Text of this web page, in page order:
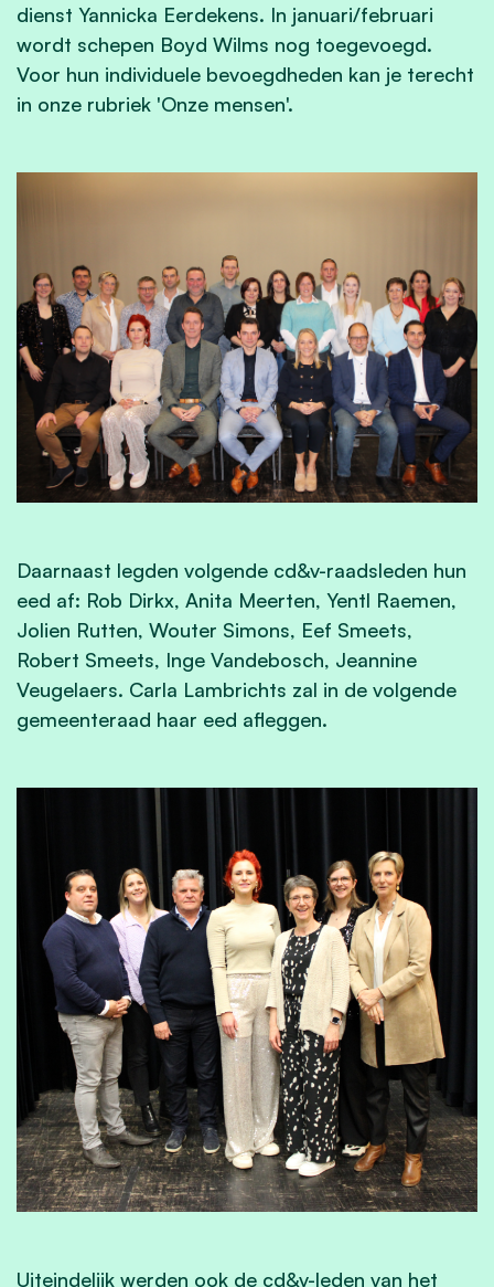
dienst Yannicka Eerdekens. In januari/februari
wordt schepen Boyd Wilms nog toegevoegd.
Voor hun individuele bevoegdheden kan je terecht
in onze rubriek 'Onze mensen'.
Daarnaast legden volgende cd&v-raadsleden hun
eed af: Rob Dirkx, Anita Meerten, Yentl Raemen,
Jolien Rutten, Wouter Simons, Eef Smeets,
Robert Smeets, Inge Vandebosch, Jeannine
Veugelaers. Carla Lambrichts zal in de volgende
gemeenteraad haar eed afleggen.
Uiteindelijk werden ook de cd&v-leden van het